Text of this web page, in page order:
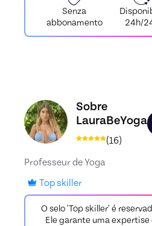
Senza
abbonamento
24h/
Conheça o perfil
Sobre
LauraBeYoga
(16)
Professeur de Yoga
Top skiller
O selo 'Top skiller' é
Ele garante uma